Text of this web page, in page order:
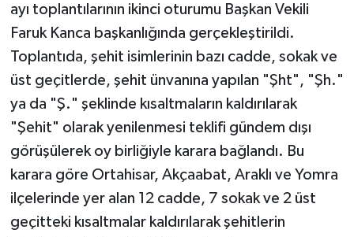
ayı toplantılarının ikinci oturumu Başkan Vekili
Faruk Kanca başkanlığında gerçekleştirildi.
Toplantıda, şehit isimlerinin bazı cadde, sokak ve
üst geçitlerde, şehit ünvanına yapılan "Şht", "Şh."
ya da "Ş." şeklinde kısaltmaların kaldırılarak
"Şehit" olarak yenilenmesi teklifi gündem dışı
görüşülerek oy birliğiyle karara bağlandı. Bu
karara göre Ortahisar, Akçaabat, Araklı ve Yomra
ilçelerinde yer alan 12 cadde, 7 sokak ve 2 üst
geçitteki kısaltmalar kaldırılarak şehitlerin